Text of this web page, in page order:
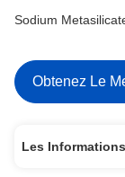
Sodium
Obtenez Le
Les